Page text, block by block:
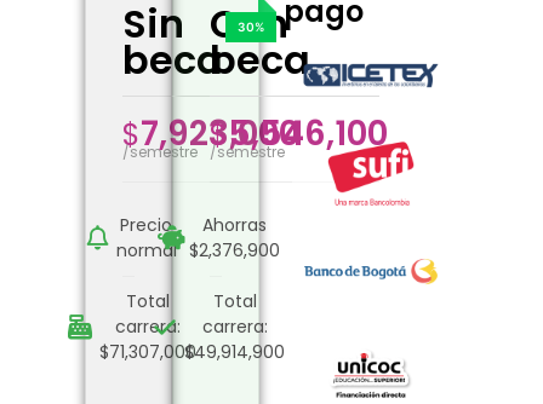
Sin
beca
$7,923,000
/semestre
Precio
normal
Total
carrera:
$71,307,000
Con
beca
$5,546,100
/semestre
Ahorras
$2,376,900
Total
carrera:
$49,914,900
pago